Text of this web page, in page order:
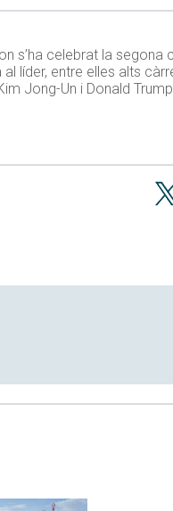
s’ha celebrat la segona
líder, entre elles alts
Jong-Un i Donald